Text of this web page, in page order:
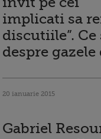
implicati sa
discutiile”.
despre gazele
20 ianuarie 2015
Gabriel